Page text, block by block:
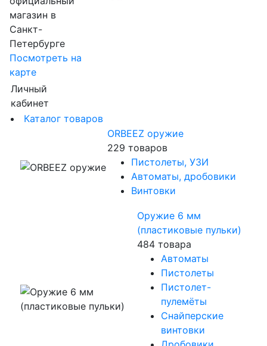
магазин в
Санкт-
Петербурге
Посмотреть на
карте
Личный
кабинет
Каталог товаров
ORBEEZ оружие
229 товаров
Пистолеты, УЗИ
Автоматы, дробовики
Винтовки
Оружие 6 мм
(пластиковые пульки)
484 товара
Автоматы
Пистолеты
Пистолет-
пулемёты
Снайперские
винтовки